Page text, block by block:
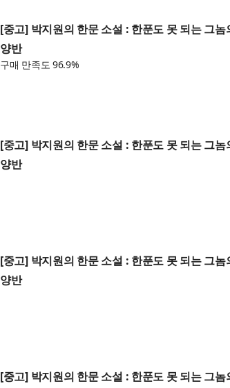
[중고] 박지원의 한문 소설 : 한푼도 못 되는 그놈
양반
구매 만족도 96.9%
[중고] 박지원의 한문 소설 : 한푼도 못 되는 그놈
양반
[중고] 박지원의 한문 소설 : 한푼도 못 되는 그놈
양반
[중고] 박지원의 한문 소설 : 한푼도 못 되는 그놈